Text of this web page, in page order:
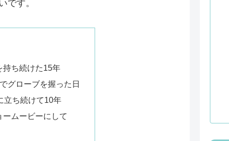
です。
持ち続けた15年
グローブを握った日
立ち続けて10年
ムービーにして